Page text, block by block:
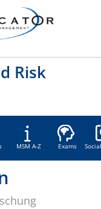
Risk
MSM A-Z Exams